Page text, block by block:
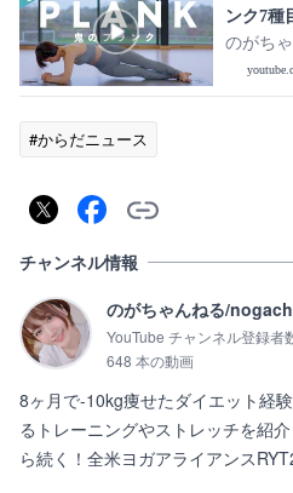
ンク7種
のがち
#からだニュース
チャンネル情報
のがちゃんねる/
YouTube チャンネル登録者
648 本の動画
8ヶ月で-10kg痩せたダイエット経
るトレーニングやストレッチを紹
ら続く！全米ヨガアライアンス